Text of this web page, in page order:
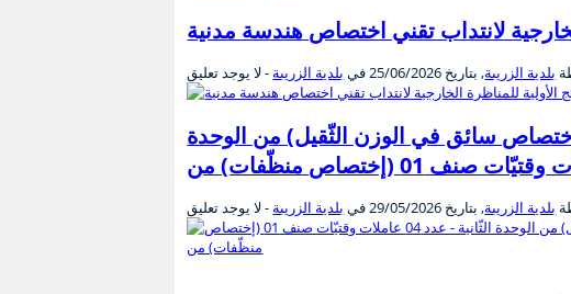
الخارجية لانتداب تقني اختصاص هندسة مدنية
بلدية الزريبة, بتاريخ 25/06/2026في بلدية الزريبة - لا يوجد تعليق
مهني لإنتداب عدد 03 عملة وقتيّين صنف 05 (إختصاص سائق في الوزن الثّقيل) من الوحدة
بلدية الزريبة, بتاريخ 29/05/2026في بلدية الزريبة - لا يوجد تعليق